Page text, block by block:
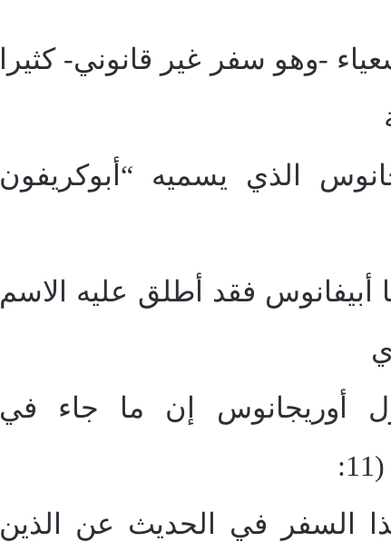
-وهو سفر غير قانوني- كثيرا
الذي يسميه “أبوكريفون
أبيفانوس فقد أطلق عليه الاسم
أوريجانوس إن ما جاء في
السفر في الحديث عن الذين